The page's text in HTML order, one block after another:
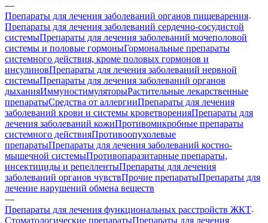
—
Препараты для лечения заболеваний органов пищеварения
Препараты для лечения заболеваний сердечно-сосудистой
системыПрепараты для лечения заболеваний мочеполовой
системы и половые гормоныГормональные препараты
системного действия, кроме половых гормонов и
инсулиновПрепараты для лечения заболеваний нервной
системыПрепараты для лечения заболеваний органов
дыханияИммуностимуляторыРастительные лекарственные
препаратыСредства от аллергииПрепараты для лечения
заболеваний крови и системы кроветворенияПрепараты для
лечения заболеваний кожиПротивомикробные препараты
системного действияПротивоопухолевые
препаратыПрепараты для лечения заболеваний костно-
мышечной системыПротивопаразитарные препараты,
инсектициды и репеллентыПрепараты для лечения
заболеваний органов чувствПрочие препаратыПрепараты для
лечение нарушений обмена веществ
—
Препараты для лечения функциональных расстройств ЖКТ
Стоматологические препаратыПрепараты для лечения